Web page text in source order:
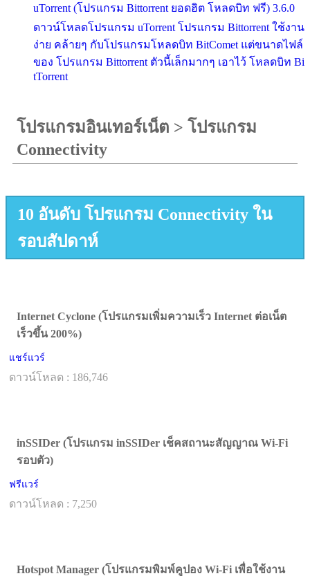
uTorrent (โปรแกรม Bittorrent ยอดฮิต โหลดบิท ฟรี) 3.6.0
ดาวน์โหลดโปรแกรม uTorrent โปรแกรม Bittorrent ใช้งาน
ง่าย คล้ายๆ กับโปรแกรมโหลดบิท BitComet แต่ขนาดไฟล์
ของ โปรแกรม Bittorrent ตัวนี้เล็กมากๆ เอาไว้ โหลดบิท Bi
tTorrent
โปรแกรมอินเทอร์เน็ต > โปรแกรม
Connectivity
10 อันดับ โปรแกรม Connectivity ใน
รอบสัปดาห์
Internet Cyclone (โปรแกรมเพิ่มความเร็ว Internet ต่อเน็ต
เร็วขึ้น 200%)
แชร์แวร์
ดาวน์โหลด : 186,746
inSSIDer (โปรแกรม inSSIDer เช็คสถานะสัญญาณ Wi-Fi
รอบตัว)
ฟรีแวร์
ดาวน์โหลด : 7,250
Hotspot Manager (โปรแกรมพิมพ์คูปอง Wi-Fi เพื่อใช้งาน